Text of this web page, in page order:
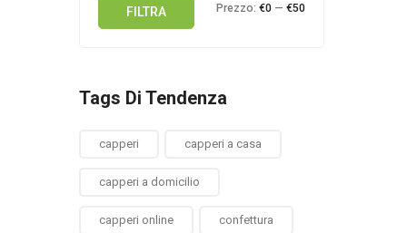
Prezzo
Prezzo
FILTRA Prezzo: €0 — €50
Tags Di Tendenza
capperi capperi a casa
capperi a domicilio
capperi online confettura